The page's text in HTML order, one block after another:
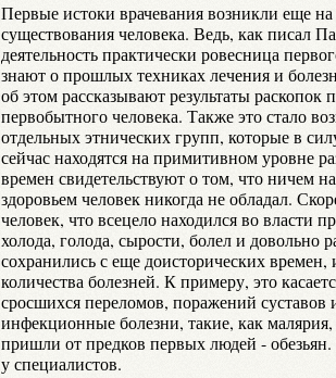
Первые истоки врачевания возникли еще
существования человека. Ведь, как писал
деятельность практически ровесница
знают о прошлых техниках лечения и
об этом рассказывают результаты раскопок
первобытного человека. Также это стало
отдельных этнических групп, которые в
сейчас находятся на примитивном уровне
времен свидетельствуют о том, что ничем
здоровьем человек никогда не обладал.
человек, что всецело находился во власти
холода, голода, сырости, болел и довольно
сохранились с еще доисторических
количества болезней. К примеру, это
сросшихся переломов, поражений
инфекционные болезни, такие, как
пришли от предков первых людей -
у специалистов.